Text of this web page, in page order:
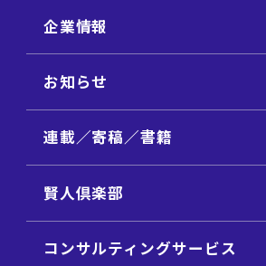
企業情報
お知らせ
連載／寄稿／書籍
賢人倶楽部
コンサルティングサービス